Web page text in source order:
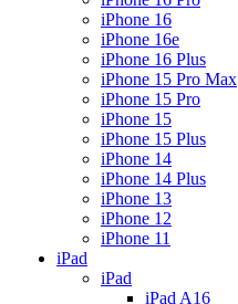
iPhone 16
iPhone 16e
iPhone 16 Plus
iPhone 15 Pro Max
iPhone 15 Pro
iPhone 15
iPhone 15 Plus
iPhone 14
iPhone 14 Plus
iPhone 13
iPhone 12
iPhone 11
iPad
iPad
iPad A16